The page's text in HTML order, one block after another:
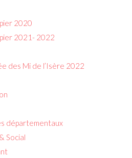
2020
2021- 2022
des Mi de l’Isère 2022
départementaux
Social